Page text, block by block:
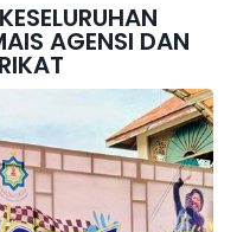
AGENSI DAN